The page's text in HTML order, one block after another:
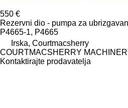
550 €
Rezervni dio - pumpa za
P4665-1, P4665
Irska, Courtmacsherry
COURTMACSHERRY
Kontaktirajte prodavatelja